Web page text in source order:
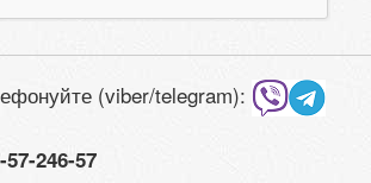
(viber/telegram):
57-246-57